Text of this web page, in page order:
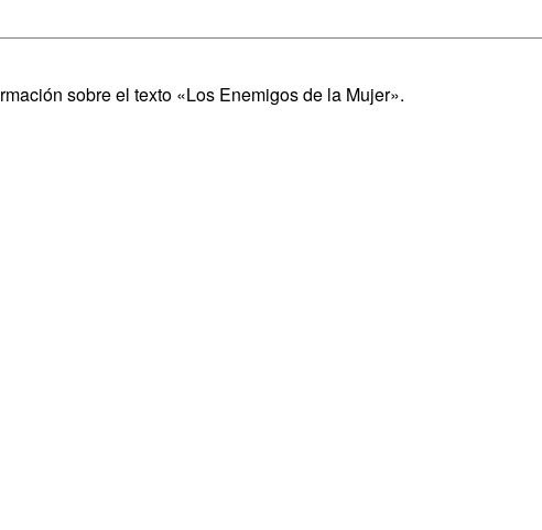
sobre el texto «Los Enemigos de la Mujer».